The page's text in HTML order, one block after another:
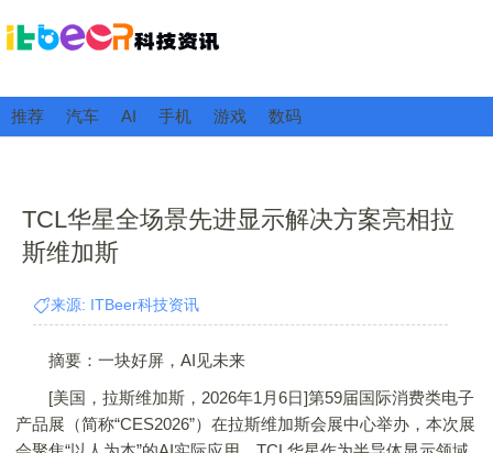
推荐 汽车 AI 手机 游戏 数码
TCL华星全场景先进显示解决方案亮相拉
斯维加斯
来源: ITBeer科技资讯
摘要：一块好屏，AI见未来
[美国，拉斯维加斯，2026年1月6日]第59届国际消费类电子
产品展（简称“CES2026”）在拉斯维加斯会展中心举办，本次展